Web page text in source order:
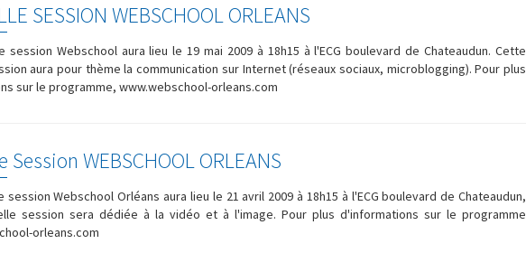
SESSION WEBSCHOOL ORLEANS
session Webschool aura lieu le 19 mai 2009 à 18h15 à l'ECG boulevard de Chateaudun. Cette
aura pour thème la communication sur Internet (réseaux sociaux, microblogging). Pour plus
sur le programme, www.webschool-orleans.com
Session WEBSCHOOL ORLEANS
session Webschool Orléans aura lieu le 21 avril 2009 à 18h15 à l'ECG boulevard de Chateaudun,
session sera dédiée à la vidéo et à l'image. Pour plus d'informations sur le programme
orleans.com